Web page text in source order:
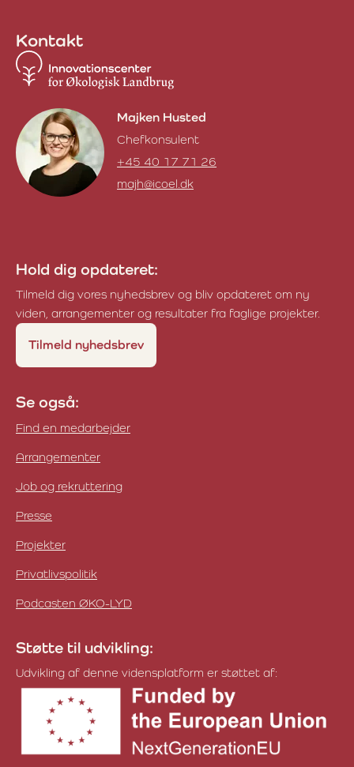
Kontakt
Majken Husted
Chefkonsulent
+45 40 17 71 26
majh@icoel.dk
Hold dig opdateret:
Tilmeld dig vores nyhedsbrev og bliv opdateret om ny
viden, arrangementer og resultater fra faglige projekter.
Tilmeld nyhedsbrev
Se også:
Find en medarbejder
Arrangementer
Job og rekruttering
Presse
Projekter
Privatlivspolitik
Podcasten ØKO-LYD
Støtte til udvikling:
Udvikling af denne vidensplatform er støttet af: